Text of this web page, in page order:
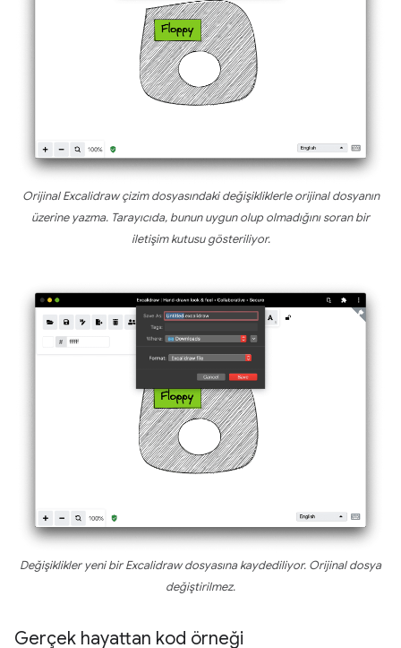
Orijinal Excalidraw çizim dosyasındaki değişikliklerle orijinal dosyanın
üzerine yazma. Tarayıcıda, bunun uygun olup olmadığını soran bir
iletişim kutusu gösteriliyor.
Değişiklikler yeni bir Excalidraw dosyasına kaydediliyor. Orijinal dosya
değiştirilmez.
Gerçek hayattan kod örneği